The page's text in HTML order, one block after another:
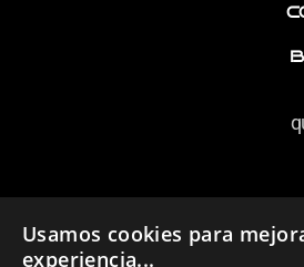
Usamos cookies para
experiencia...